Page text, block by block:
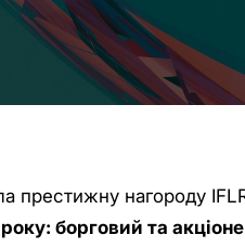
престижну нагороду
борговий та